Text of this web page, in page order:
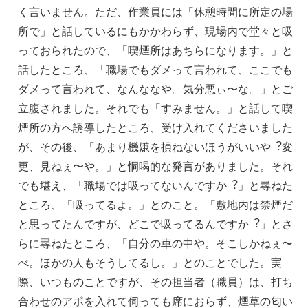
く⾔いません。ただ、作業員には「休憩時間に所定の場
所で」と話しているにもかかわらず、現場内で堂々と吸
っておられたので、「喫煙所はあちらになります。」と
話したところ、「職場でもダメって⾔われて、ここでも
ダメって⾔われて、なんななや。気分悪ぃ〜な。」とご
⽴腹されました。それでも「すみません。」と話して喫
煙所の⽅へ誘導したところ、受け⼊れてくださいました
が、その後、「あまり機嫌を損ねないほうがいいや︖変
更、⾒ねぇ〜や。」と恫喝的な発⾔がありました。それ
でも堪え、「職場では吸ってないんですか︖」と尋ねた
ところ、「吸ってるよ。」とのこと。「敷地内は禁煙だ
と思ってたんですが、どこで吸ってるんですか︖」とさ
らに尋ねたところ、「⾃分の⾞の中や。そこしかねぇ〜
べ。ほかの⼈もそうしてるし。」とのことでした。実
際、いつものことですが、その担当者（職員）は、打ち
合わせのアポを⼊れて伺っても席におらず、煙草の匂い